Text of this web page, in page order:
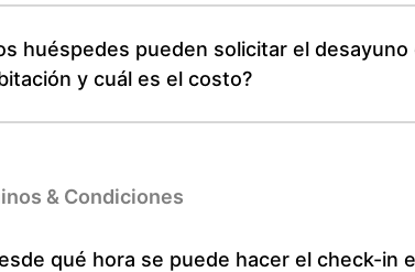
huéspedes pueden solicitar el
y cuál es el costo?
& Condiciones
qué hora se puede hacer el check-in